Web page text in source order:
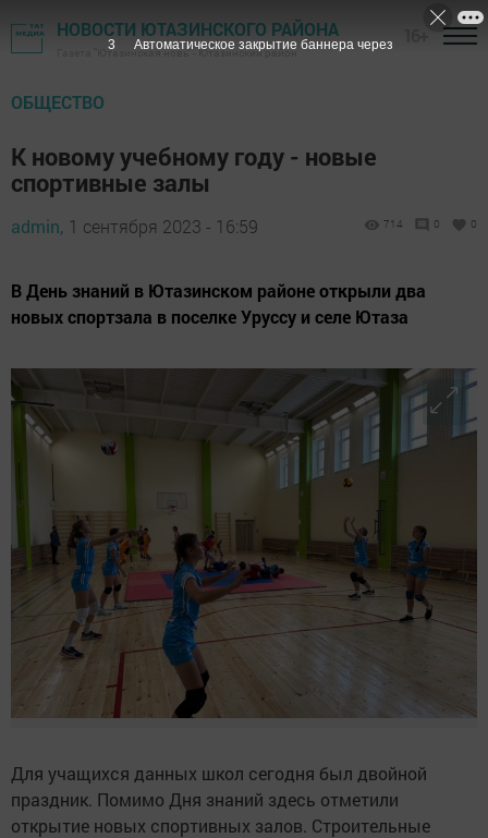
НОВОСТИ ЮТАЗИНСКОГО РАЙОНА
Газета "Ютазинская новь" - Ютазинский район
ОБЩЕСТВО
К новому учебному году - новые
спортивные залы
admin, 1 сентября 2023 - 16:59 714 0 0
В День знаний в Ютазинском районе открыли два
новых спортзала в поселке Уруссу и селе Ютаза
Для учащихся данных школ сегодня был двойной
праздник. Помимо Дня знаний здесь отметили
открытие новых спортивных залов. Строительные
1 Автоматическое закрытие баннера через